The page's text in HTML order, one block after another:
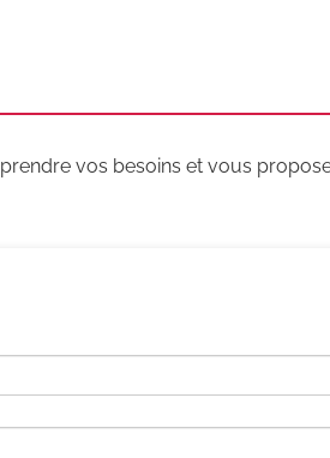
vos besoins et vous